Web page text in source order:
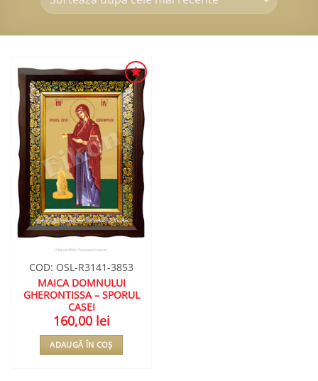
ADAUGA
ÎN
WISHLIST
COD: OSL-R3141-3853
MAICA DOMNULUI
GHERONTISSA – SPORUL
CASEI
160,00 lei
ADAUGĂ ÎN COȘ